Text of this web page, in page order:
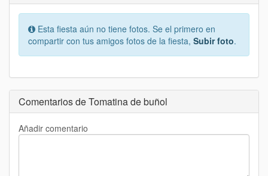
Esta fiesta aún no tiene fotos. Se el primero en
compartir con tus amigos fotos de la fiesta, Subir foto.
Comentarios de Tomatina de buñol
Añadir comentario